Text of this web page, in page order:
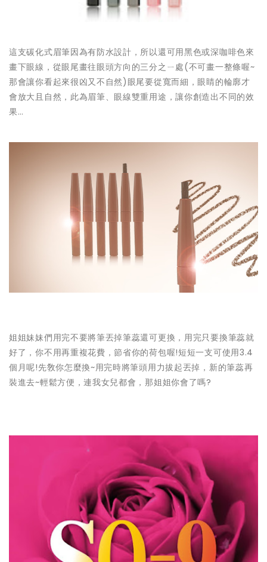
這支碳化式眉筆因為有防水設計，所以還可用黑色或深咖啡色來
畫下眼線，從眼尾畫往眼頭方向的三分之ㄧ處(不可畫一整條喔~
那會讓你看起來很凶又不自然)眼尾要從寬而細，眼睛的輪廓才
會放大且自然，此為眉筆、眼線雙重用途，讓你創造出不同的效
果…
姐姐妹妹們用完不要將筆丟掉筆蕊還可更換，用完只要換筆蕊就
好了，你不用再重複花費，節省你的荷包喔!短短一支可使用3.4
個月呢!先敎你怎麼換~用完時將筆頭用力拔起丟掉，新的筆蕊再
裝進去~輕鬆方便，連我女兒都會，那姐姐你會了嗎?